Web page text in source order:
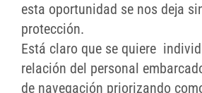
esta oportunidad se nos deja
protección.
Está claro que se quiere
relación del personal
de navegación priorizando